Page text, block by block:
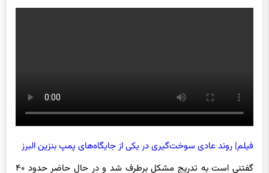
فیلم| روند عادی سوخت‌گیری در یکی از جایگاه‌‌های پمپ بنزین البرز
گفتنی است به تدریج مشکل برطرف شد و در حال حاضر حدود ۴۰